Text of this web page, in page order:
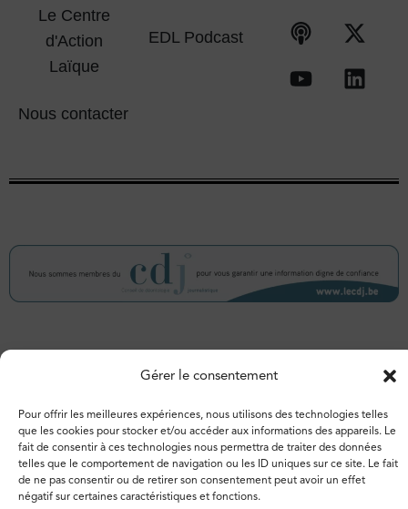
Gérer le consentement
Pour offrir les meilleures expériences, nous utilisons des technologies telles
que les cookies pour stocker et/ou accéder aux informations des appareils. Le
fait de consentir à ces technologies nous permettra de traiter des données
telles que le comportement de navigation ou les ID uniques sur ce site. Le fait
de ne pas consentir ou de retirer son consentement peut avoir un effet
négatif sur certaines caractéristiques et fonctions.
Le Centre
d'Action
Laïque
Nous contacter
EDL Podcast
© 2026 – Espace de libertés. Tous droits réservés.